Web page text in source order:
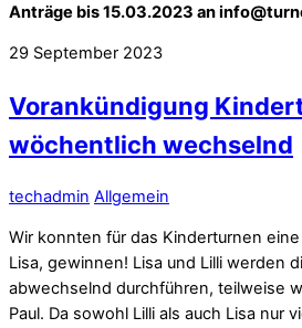
Anträge bis 15.03.2023 an
29 September 2023
Vorankündigung
wöchentlich wechselnd
techadmin Allgemein
Wir konnten für das Kinderturnen
Lisa, gewinnen! Lisa und Lilli werden
abwechselnd durchführen, teilweise
Paul. Da sowohl Lilli als auch Lisa nur